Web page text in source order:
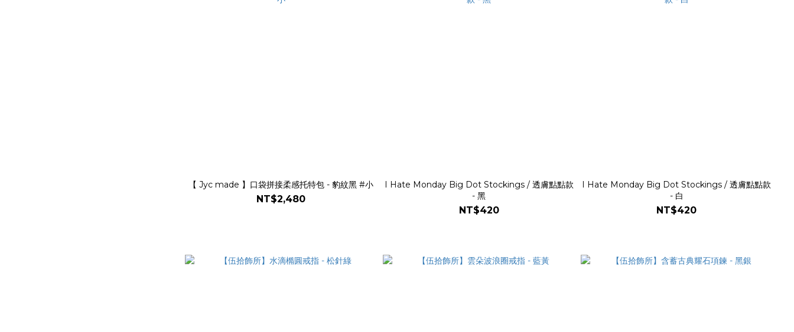
【 Jyc made 】口袋拼接柔感托特包 - 豹紋黑 #小
NT$2,480
I Hate Monday Big Dot Stockings / 透膚點點款
- 黑
NT$420
I Hate Monday Big Dot Stockings / 透膚點點款
- 白
NT$420